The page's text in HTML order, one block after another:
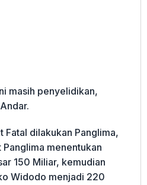
masih penyelidikan,
Fatal dilakukan Panglima,
menentukan
150 Miliar, kemudian
Widodo menjadi 220